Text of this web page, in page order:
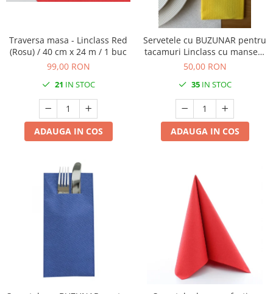
DECOR HALLOWEEN
DECOR CRACIUN & REVELION
DECOR PRIMAVARA
DECOR VARA
DECOR TOAMNA
DECOR IARNA
TEMATICA CULINARA
TEMATICA FLORALA
DECOR OKTOBER FEST
DECOR BABY SHOWER
Traversa masa - Linclass Red
(Rosu) / 40 cm x 24 m / 1 buc
99,00 RON
21 IN STOC
ADAUGA IN COS
Servetele cu BUZUNAR pentru
tacamuri Linclass cu manseta
- Galben / 40 x 40 cm / 50 buc
50,00 RON
35IN STOC
ADAUGA IN COS